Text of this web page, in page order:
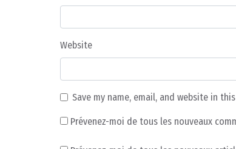
Website
Save my name, email, and website in
Prévenez-moi de tous les nouveaux